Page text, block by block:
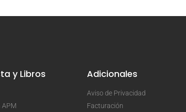
y Libros
APM
Adicionales
Aviso de Privacidad
Facturación